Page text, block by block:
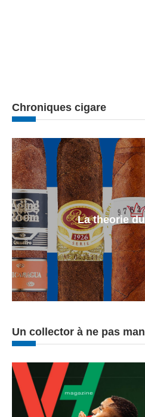
Chroniques cigare
La theorie
Un collector à ne pas